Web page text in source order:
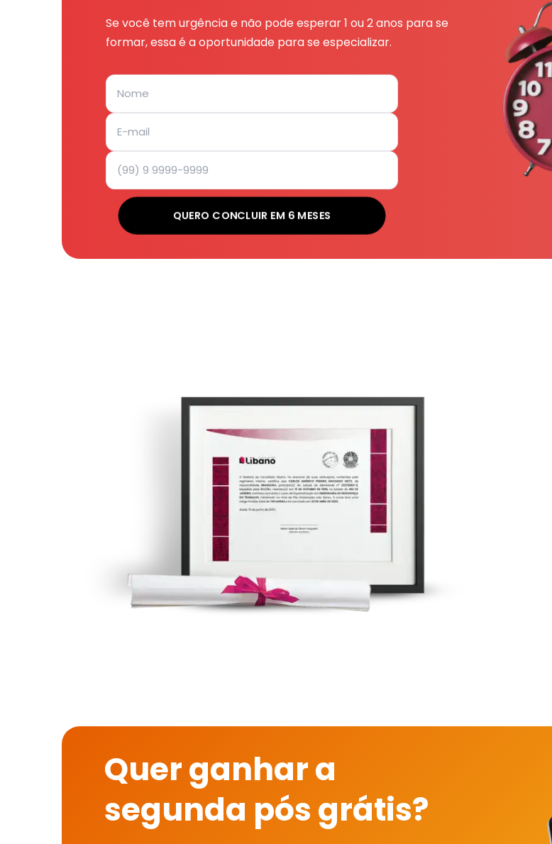
Se você tem urgência e não pode esperar 1 ou 2 anos para se
formar, essa é a oportunidade para se especializar.
QUERO CONCLUIR EM 6 MESES
Quer ganhar a
segunda pós grátis?